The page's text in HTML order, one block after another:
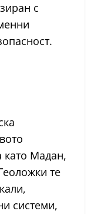
с
като Мадан,
те
системи,